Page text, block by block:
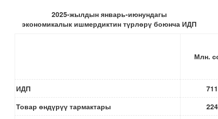
2025-жылдын январь-июнундагы
экономикалык ишмердиктин түрлөрү боюнча ИДП
Млн.
ИДП
Товар өндүрүү тармактары